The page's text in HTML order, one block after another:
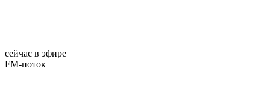
сейчас в эфире
FM-поток